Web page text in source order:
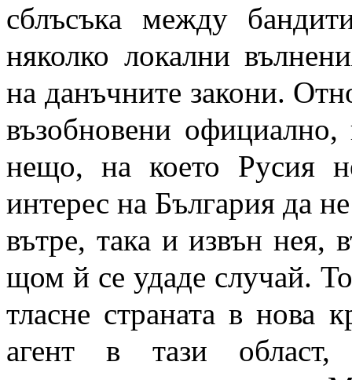
сблъсъка между
няколко локални
на данъчните закони.
възобновени официално,
нещо, на което Русия
интерес на България да
вътре, така и извън нея,
щом й се удаде случай.
тласне страната в нова
агент в тази област,